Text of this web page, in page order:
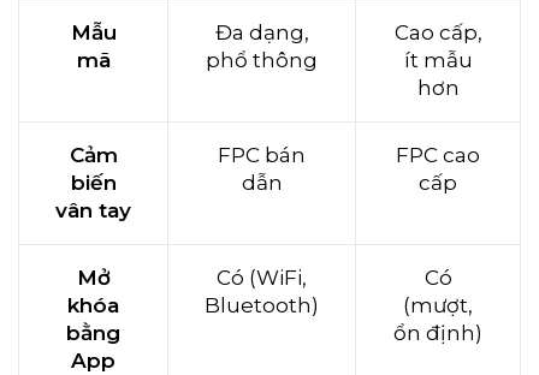
Mẫu
mã
Đa dạng,
phổ thông
Cao cấp,
ít mẫu
hơn
Cảm
biến
vân tay
FPC bán
dẫn
FPC cao
cấp
Mở
khóa
bằng
App
Có (WiFi,
Bluetooth)
Có
(mượt,
ổn định)